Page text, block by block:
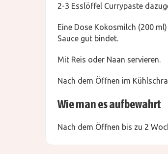
2-3 Esslöffel Currypaste
Eine Dose Kokosmilch (200
Sauce gut bindet.
Mit Reis oder Naan servieren.
Nach dem Öffnen im
Wie man es aufbewahrt
Nach dem Öffnen bis zu 2